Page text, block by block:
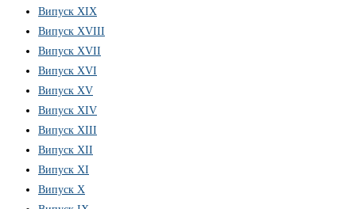
Випуск XIX
Випуск XVIII
Випуск XVII
Випуск XVI
Випуск XV
Випуск XIV
Випуск XIII
Випуск XII
Випуск XI
Випуск X